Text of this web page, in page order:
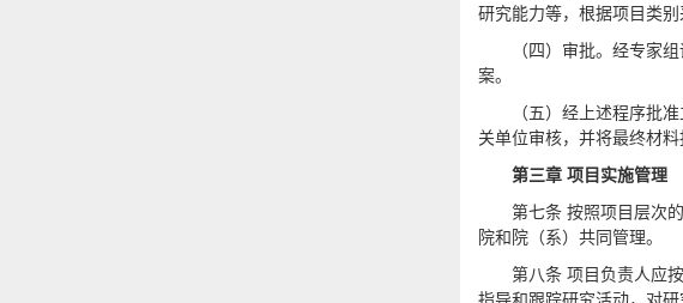
研究能力等，根据项目类
（四）审批。经专家
案。
（五）经上述程序批
关单位审核，并将最终材料
第三章 项目实施管理
第七条 按照项目层次
院和院（系）共同管理。
第八条 项目负责人应